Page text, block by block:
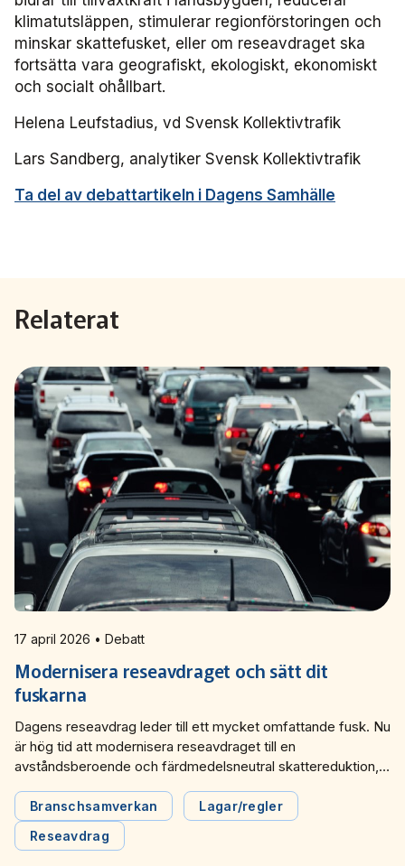
klimatutsläppen, stimulerar regionförstoringen och
minskar skattefusket, eller om reseavdraget ska
fortsätta vara geografiskt, ekologiskt, ekonomiskt
och socialt ohållbart.
Helena Leufstadius, vd Svensk Kollektivtrafik
Lars Sandberg, analytiker Svensk Kollektivtrafik
Ta del av debattartikeln i Dagens Samhälle
Relaterat
17 april 2026 • Debatt
Modernisera reseavdraget och sätt dit
fuskarna
Dagens reseavdrag leder till ett mycket omfattande fusk. Nu
är hög tid att modernisera reseavdraget till en
avståndsberoende och färdmedelsneutral skattereduktion,
Tågföretagen i en gemensam debattartikel i Dagens Industri.
Branschsamverkan
Lagar/regler
Reseavdrag